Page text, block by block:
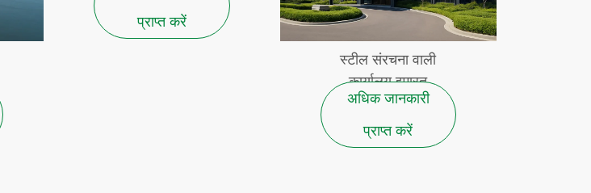
प्राप्त करें
स्टील संरचना वाली
कार्यालय इमारत
अधिक जानकारी
प्राप्त करें